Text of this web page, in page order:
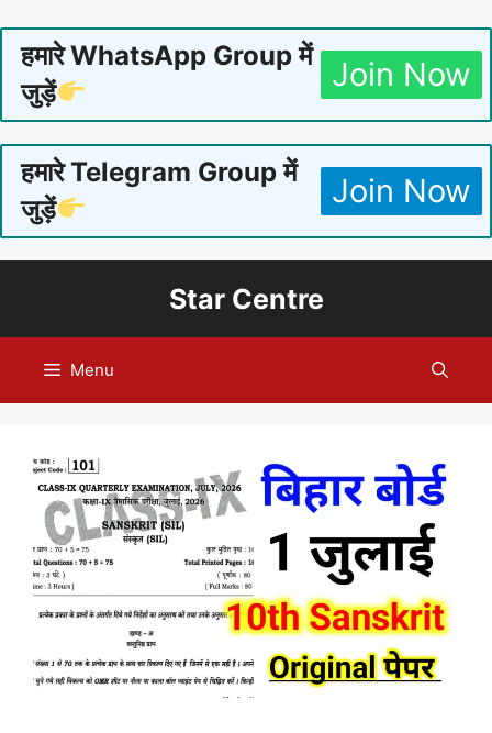
हमारे WhatsApp Group में
जुड़ें
Join Now
हमारे Telegram Group में
जुड़ें
Join Now
Star Centre
Menu